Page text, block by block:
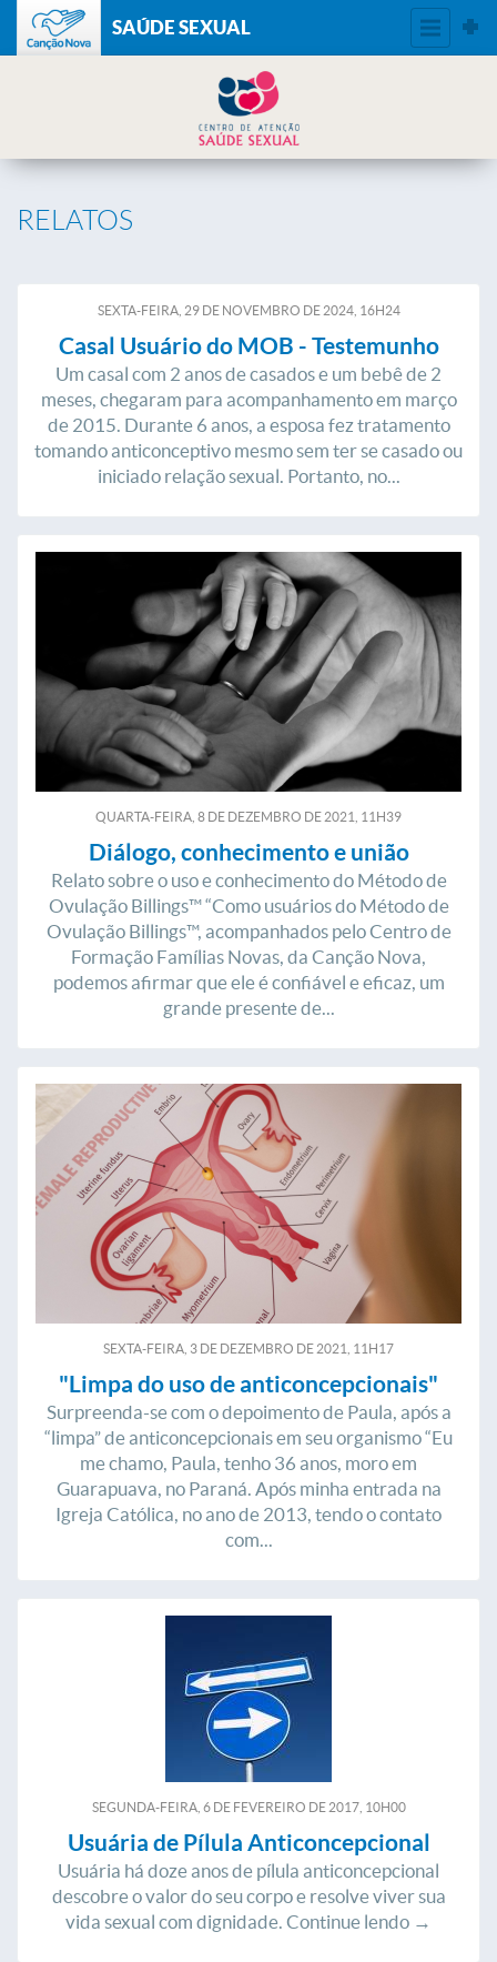
SAÚDE SEXUAL
RELATOS
SEXTA-FEIRA, 29DENOVEMBRO DE2024, 16H24
Casal Usuário do MOB - Testemunho
Um casal com 2 anos de casados e um bebê de 2
meses, chegaram para acompanhamento em março
de 2015. Durante 6 anos, a esposa fez tratamento
tomando anticonceptivo mesmo sem ter se casado ou
iniciado relação sexual. Portanto, no...
QUARTA-FEIRA, 8 DE DEZEMBRO DE 2021, 11H39
Diálogo, conhecimento e união
Relato sobre o uso e conhecimento do Método de
Ovulação Billings™ “Como usuários do Método de
Ovulação Billings™, acompanhados pelo Centro de
Formação Famílias Novas, da Canção Nova,
podemos afirmar que ele é confiável e eficaz, um
grande presente de...
SEXTA-FEIRA, 3 DE DEZEMBRO DE 2021, 11H17
"Limpa do uso de anticoncepcionais"
Surpreenda-se com o depoimento de Paula, após a
“limpa” de anticoncepcionais em seu organismo “Eu
me chamo, Paula, tenho 36 anos, moro em
Guarapuava, no Paraná. Após minha entrada na
Igreja Católica, no ano de 2013, tendo o contato
com...
SEGUNDA-FEIRA, 6DEFEVEREIRO DE2017, 10H00
Usuária de Pílula Anticoncepcional
Usuária há doze anos de pílula anticoncepcional
descobre o valor do seu corpo e resolve viver sua
vida sexual com dignidade. Continue lendo →